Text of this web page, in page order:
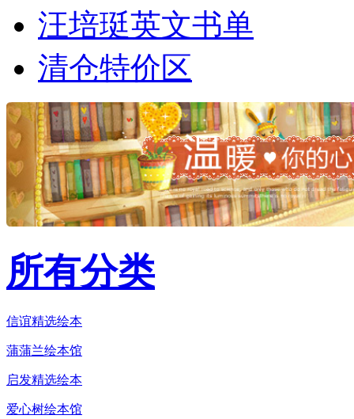
汪培珽英文书单
清仓特价区
所有分类
信谊精选绘本
蒲蒲兰绘本馆
启发精选绘本
爱心树绘本馆